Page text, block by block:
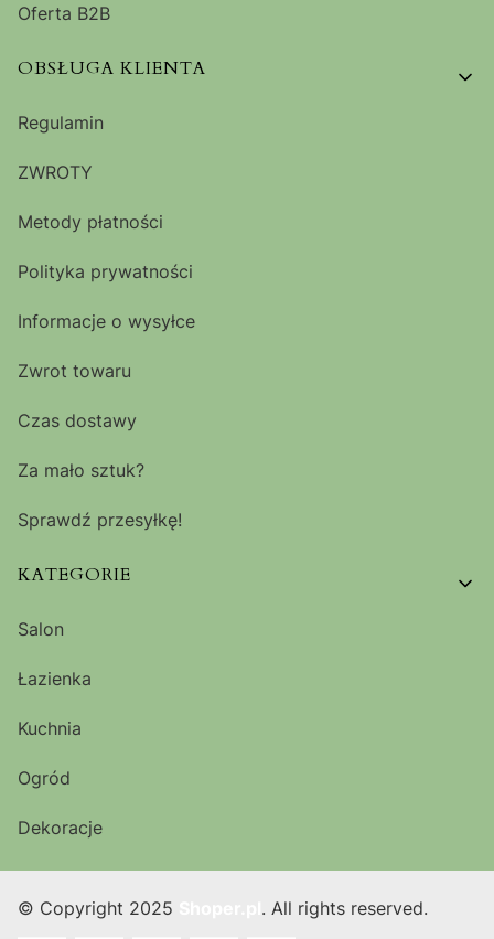
Oferta B2B
OBSŁUGA KLIENTA
Regulamin
ZWROTY
Metody płatności
Polityka prywatności
Informacje o wysyłce
Zwrot towaru
Czas dostawy
Za mało sztuk?
Sprawdź przesyłkę!
KATEGORIE
Salon
Łazienka
Kuchnia
Ogród
Dekoracje
© Copyright 2025 . All rights reserved.